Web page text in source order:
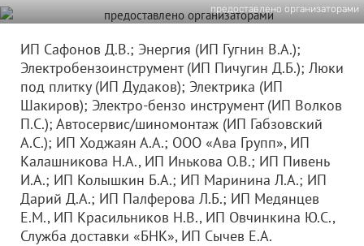
предоставлено организаторами
ИП Сафонов Д.В.; Энергия (ИП Гугнин В.А.);
Электробензоинструмент (ИП Пичугин Д.Б.); Люки
под плитку (ИП Дудаков); Электрика (ИП
Шакиров); Электро-бензо инструмент (ИП Волков
П.С.); Автосервис/шиномонтаж (ИП Габзовский
А.С.); ИП Ходжаян А.А.; ООО «Ава Групп», ИП
Калашникова Н.А., ИП Инькова О.В.; ИП Пивень
И.А.; ИП Колышкин Б.А.; ИП Маринина Л.А.; ИП
Дарий Д.А.; ИП Палферова Л.Б.; ИП Медянцев
Е.М., ИП Красильников Н.В., ИП Овчинкина Ю.С.,
Служба доставки «БНК», ИП Сычев Е.А.